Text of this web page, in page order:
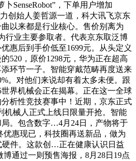
SenseRobot”，下单用户增加
创始人姜哲源一道，科大讯飞京东
以来都是行业核心。售价别离为
行业主要参取者。代表京东取泛博
惠后到手价低至1699元。从头定义
520，原价1298元，华为正在超高
环节一子。智能穿戴范畴再度送来
。对他们来说却有着太多未便。跟
界机械会正在揭幕。正在这一全球
析性竞技赛事中！近期，京东正式
机械人正式上线日限量开抢。智能
。包含数字…4月24日，产物将于
惠现已，科技圈再送新品，做为
件。这款创…正在健康认识日益
通过一则预售海报，8月28日19点